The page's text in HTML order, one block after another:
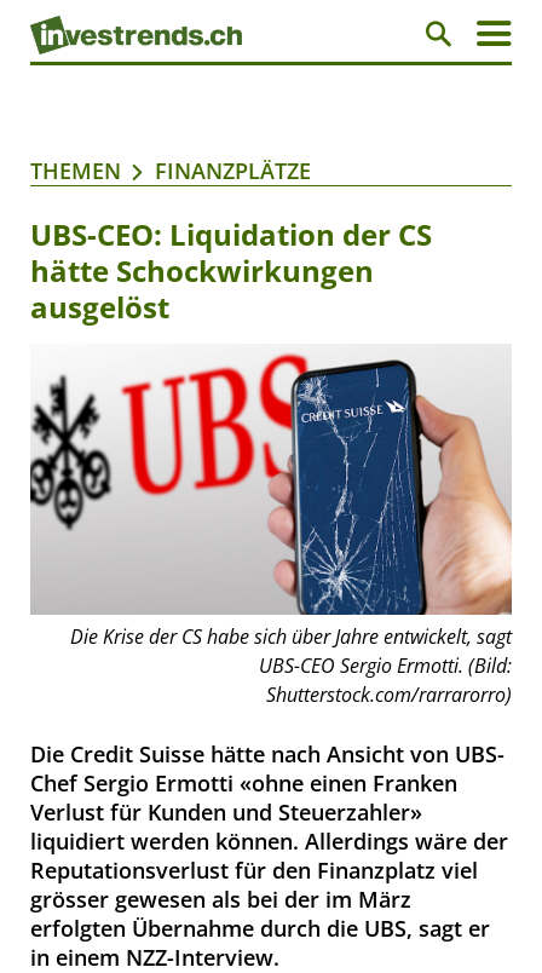
THEMEN FINANZPLÄTZE
UBS-CEO: Liquidation der CS
hätte Schockwirkungen
ausgelöst
Die Krise der CS habe sich über Jahre entwickelt, sagt
UBS-CEO Sergio Ermotti. (Bild:
Shutterstock.com/rarrarorro)
Die Credit Suisse hätte nach Ansicht von UBS-
Chef Sergio Ermotti «ohne einen Franken
Verlust für Kunden und Steuerzahler»
liquidiert werden können. Allerdings wäre der
Reputationsverlust für den Finanzplatz viel
grösser gewesen als bei der im März
erfolgten Übernahme durch die UBS, sagt er
in einem NZZ-Interview.